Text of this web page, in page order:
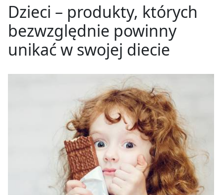
Dzieci – produkty, których
bezwzględnie powinny
unikać w swojej diecie